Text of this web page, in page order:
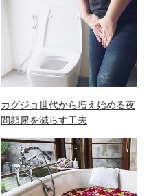
カグジョ世代から増え始める夜
間頻尿を減らす工夫